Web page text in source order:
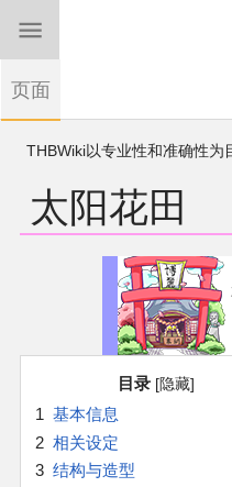
THBWiki以专业性和准确性为
如果您
有任何意见、建议、
太阳花田
航
索
目录
1 基本信息
2 相关设定
3 结构与造型
页面
首页
东方Project
东方同人规约
沙盒（建议使用）
加入我们